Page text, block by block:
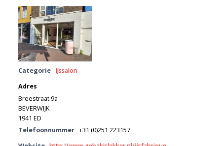
Categorie IJssalon
Adres
Breestraat 9a
BEVERWIJK
1941 ED
Telefoonnummer +31 (0)251 223157